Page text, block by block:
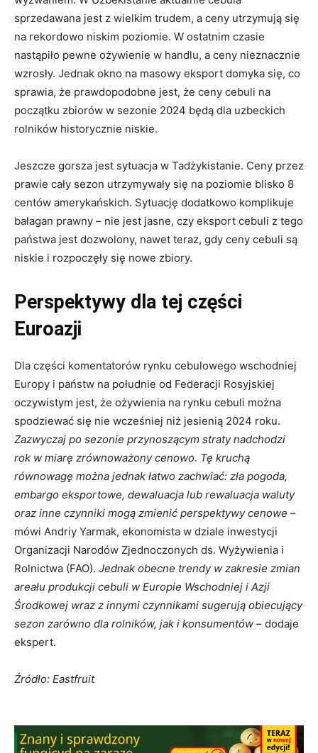
sprzedawana jest z wielkim trudem, a ceny utrzymują się
na rekordowo niskim poziomie. W ostatnim czasie
nastąpiło pewne ożywienie w handlu, a ceny nieznacznie
wzrosły. Jednak okno na masowy eksport domyka się, co
sprawia, że ​​prawdopodobne jest, że ceny cebuli na
początku zbiorów w sezonie 2024 będą dla uzbeckich
rolników historycznie niskie.
Jeszcze gorsza jest sytuacja w Tadżykistanie. Ceny przez
prawie cały sezon utrzymywały się na poziomie blisko 8
centów amerykańskich. Sytuację dodatkowo komplikuje
bałagan prawny – nie jest jasne, czy eksport cebuli z tego
państwa jest dozwolony, nawet teraz, gdy ceny cebuli są
niskie i rozpoczęły się nowe zbiory.
Perspektywy dla tej części
Euroazji
Dla części komentatorów rynku cebulowego wschodniej
Europy i państw na południe od Federacji Rosyjskiej
oczywistym jest, że ożywienia na rynku cebuli można
spodziewać się nie wcześniej niż jesienią 2024 roku.
Zazwyczaj po sezonie przynoszącym straty nadchodzi
rok w miarę zrównoważony cenowo. Tę kruchą
równowagę można jednak łatwo zachwiać: zła pogoda,
embargo eksportowe, dewaluacja lub rewaluacja waluty
oraz inne czynniki mogą zmienić perspektywy cenowe –
mówi Andriy Yarmak, ekonomista w dziale inwestycji
Organizacji Narodów Zjednoczonych ds. Wyżywienia i
Rolnictwa (FAO). Jednak obecne trendy w zakresie zmian
areału produkcji cebuli w Europie Wschodniej i Azji
Środkowej wraz z innymi czynnikami sugerują obiecujący
sezon zarówno dla rolników, jak i konsumentów – dodaje
ekspert.
Źródło: Eastfruit